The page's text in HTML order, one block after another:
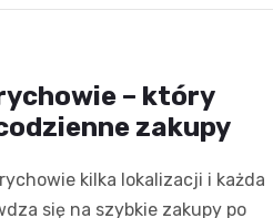
– który
zakupy
kilka lokalizacji i każda
się na szybkie zakupy po